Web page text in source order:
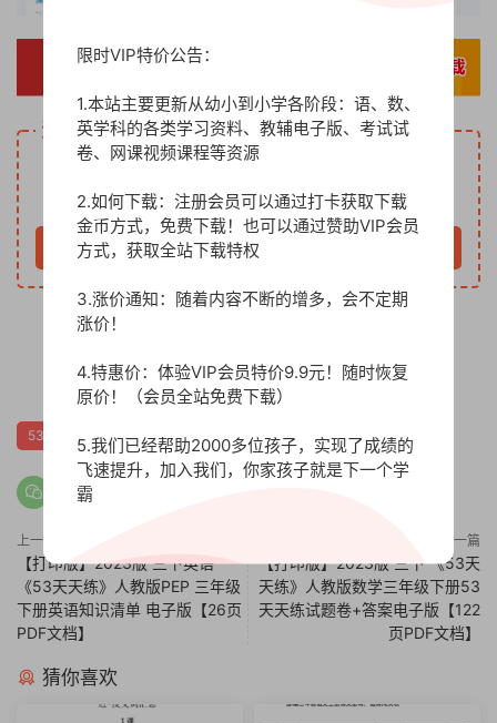
资源下载
5
VIP免费
立即购买
0
53天天练 53天天练答案解析 三年级下册 人教版数学
上一篇
【打印版】2023版 三下英语
《53天天练》人教版PEP 三年级
下册英语知识清单 电子版【26页
PDF文档】
下一篇
【打印版】2023版 三下 《53天
天练》人教版数学三年级下册53
天天练试题卷+答案电子版【122
页PDF文档】
猜你喜欢
限时VIP特价公告：
1.本站主要更新从幼小到小学各阶段：语、数、
英学科的各类学习资料、教辅电子版、考试试
卷、网课视频课程等资源
2.如何下载：注册会员可以通过打卡获取下载
金币方式，免费下载！也可以通过赞助VIP会员
方式，获取全站下载特权
3.涨价通知：随着内容不断的增多，会不定期
涨价！
4.特惠价：体验VIP会员特价9.9元！随时恢复
原价！（会员全站免费下载）
5.我们已经帮助2000多位孩子，实现了成绩的
飞速提升，加入我们，你家孩子就是下一个学
霸